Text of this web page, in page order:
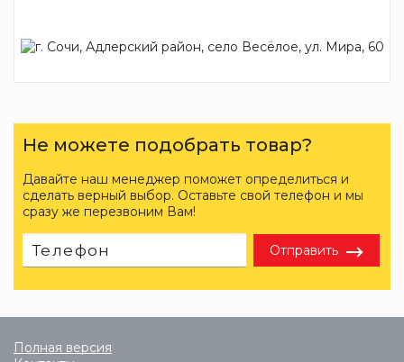
Не можете подобрать товар?
Давайте наш менеджер поможет определиться и
сделать верный выбор. Оставьте свой телефон и мы
сразу же перезвоним Вам!
Отправить
Полная версия